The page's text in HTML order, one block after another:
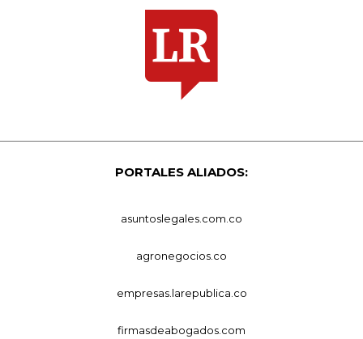
PORTALES ALIADOS:
asuntoslegales.com.co
agronegocios.co
empresas.larepublica.co
firmasdeabogados.com